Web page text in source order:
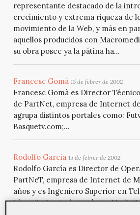
representante destacado de la
crecimiento y extrema riqueza de
movimiento de la Web, y más en
aquellos producidos con
su obra posee ya la pátina ha...
Francesc Gomà 15 de febrer de 2002
Francesc Gomà es Director
de PartNet, empresa de Internet
agrupa distintos portales como:
Basquetv.com;...
Rodolfo García 15 de febrer de 2002
Rodolfo García es Director de
PartNeT, empresa de Internet de
años y es Ingeniero Superior en
Lleva 3 años trabajando en